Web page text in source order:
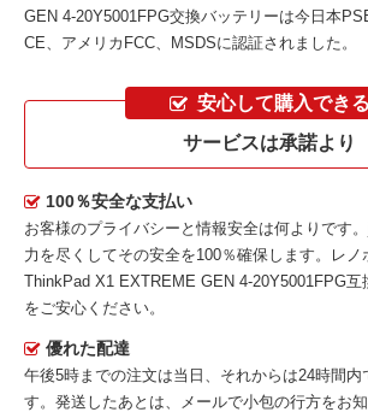
GEN 4-20Y5001FPG交換バッテリーは今日本
CE、アメリカFCC、MSDSに認証されました。
安心して購入できる
サービスは承諾より
100％安全な支払い
お客様のプライバシーと情報安全は何よりです
力を尽くしてその安全を100％確保します。
レノ
ThinkPad X1 EXTREME GEN 4-20Y5001FPG互
をご安心ください。
優れた配達
午後5時までの注文は当日、それからは24時間内
す。発送したあとは、メールで小包の行方をお知